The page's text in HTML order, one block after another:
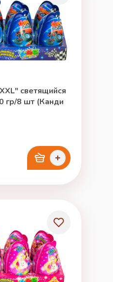
светящийся
гр/8 шт (Канди